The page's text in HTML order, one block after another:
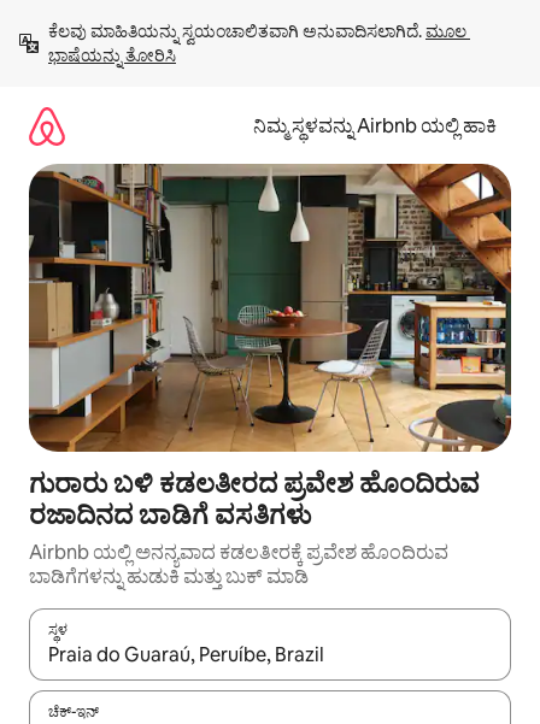
ಹೋಗಿ
ಕೆಲವು ಮಾಹಿತಿಯನ್ನು ಸ್ವಯಂಚಾಲಿತವಾಗಿ ಅನುವಾದಿಸಲಾಗಿದೆ. ಮೂಲ
ಭಾಷೆಯನ್ನು ತೋರಿಸಿ
ನಿಮ್ಮ ಸ್ಥಳವನ್ನು Airbnb ಯಲ್ಲಿ ಹಾಕಿ
ಗುರಾರು ಬಳಿ ಕಡಲತೀರದ ಪ್ರವೇಶ ಹೊಂದಿರುವ
ರಜಾದಿನದ ಬಾಡಿಗೆ ವಸತಿಗಳು
Airbnb ಯಲ್ಲಿ ಅನನ್ಯವಾದ ಕಡಲತೀರಕ್ಕೆ ಪ್ರವೇಶ ಹೊಂದಿರುವ
ಬಾಡಿಗೆಗಳನ್ನು ಹುಡುಕಿ ಮತ್ತು ಬುಕ್ ಮಾಡಿ
ಸ್ಥಳ
ಫಲಿತಾಂಶಗಳು ಲಭ್ಯವಿರುವಾಗ, ಅಪ್ ಮತ್ತು ಡೌನ್ ಬಾಣದ ಕೀಲಿಗಳೊಂದಿಗೆ
ಚೆಕ್-ಇನ್